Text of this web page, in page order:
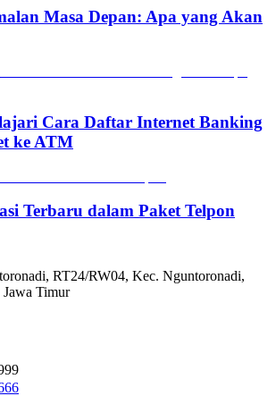
Masa Depan: Apa yang Akan
Cara Daftar Internet Banking
ke ATM
Terbaru dalam Paket Telpon
RT24/RW04, Kec. Nguntoronadi,
Timur